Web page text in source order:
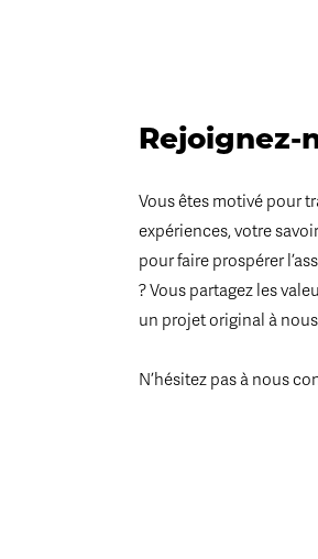
Rejoignez-
Vous êtes motivé pour
expériences, votre
pour faire prospérer
? Vous partagez les
un projet original à
N’hésitez pas à nous